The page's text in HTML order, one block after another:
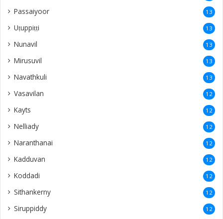
Passaiyoor 13
Uṭuppiṭṭi 13
Nunavil 13
Mirusuvil 13
Navathkuli 13
Vasavilan 12
Kayts 12
Nelliady 12
Naranthanai 12
Kadduvan 12
Koddadi 12
Sithankerny 12
Siruppiddy 12